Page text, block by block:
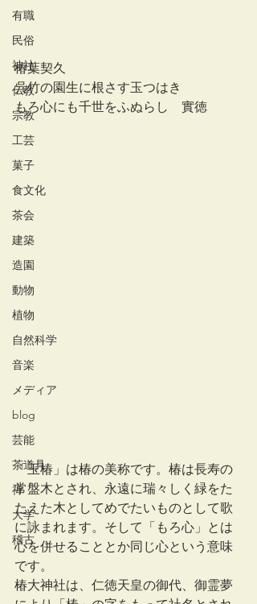
有職
民俗
神社
仏教
宗教
工芸
菓子
食文化
茶会
建築
造園
動物
植物
自然科学
音楽
メディア
blog
芸能
茶道具
禅
大学
稽古
椿葉契久
呉竹の園生に根さす玉つはき
もろ心にも千世をふぬらし　實徳
「玉椿」は椿の美称です。椿は長寿の
常盤木とされ、永遠に瑞々しく緑をた
たえた木としてめでたいものとして歌
に詠まれます。そして「もろ心」とは
心を併せることとか同じ心という意味
です。
椿大神社は、仁徳天皇の御代、御霊夢